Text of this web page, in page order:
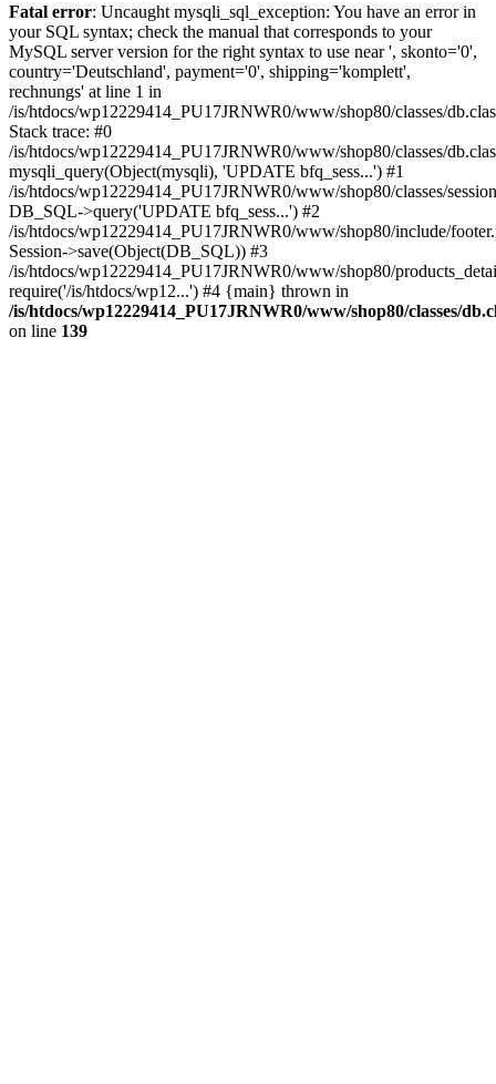
Fatal error: Uncaught mysqli_sql_exception: You have an error in
your SQL syntax; check the manual that corresponds to your
MySQL server version for the right syntax to use near ', skonto='0',
country='Deutschland', payment='0', shipping='komplett',
rechnungs' at line 1 in
/is/htdocs/wp12229414_PU17JRNWR0/www/shop80/classes/
Stack trace: #0
/is/htdocs/wp12229414_PU17JRNWR0/www/shop80/classes/
mysqli_query(Object(mysqli), 'UPDATE bfq_sess...') #1
/is/htdocs/wp12229414_PU17JRNWR0/www/shop80/classes/
DB_SQL->query('UPDATE bfq_sess...') #2
/is/htdocs/wp12229414_PU17JRNWR0/www/shop80/include/
Session->save(Object(DB_SQL)) #3
/is/htdocs/wp12229414_PU17JRNWR0/www/shop80/
require('/is/htdocs/wp12...') #4 {main} thrown in
/is/htdocs/wp12229414_PU17JRNWR0/www/shop80/classes/
on line 139